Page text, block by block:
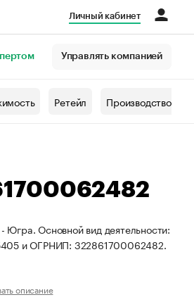
Личный кабинет
Управлять компанией
Ретейл Производство
Основной вид деятельности:
и ОГРНИП: 322861700062482.
описание